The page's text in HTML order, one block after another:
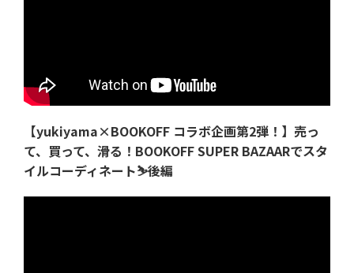
【yukiyama×BOOKOFF コラボ企画第2弾！】売っ
て、買って、滑る！BOOKOFF SUPER BAZAARでスタ
イルコーディネート⛷️後編